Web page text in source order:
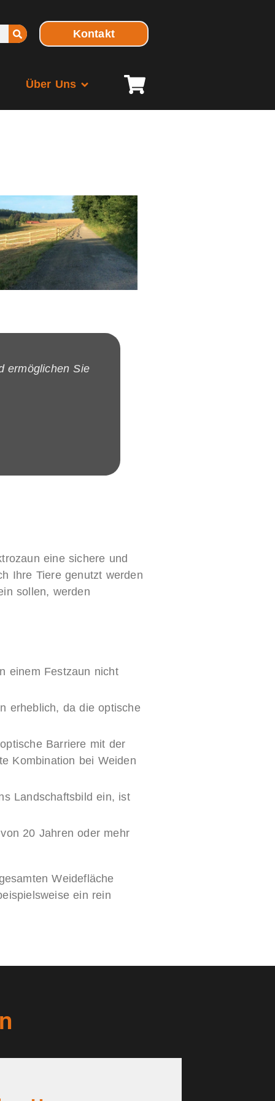
Kontakt
Über Uns
ermöglichen Sie
eine sichere und
Ihre Tiere genutzt werden
sollen, werden
einem Festzaun nicht
erheblich, da die optische
Barriere mit der
Kombination bei Weiden
Landschaftsbild ein, ist
20 Jahren oder mehr
Weidefläche
ein rein